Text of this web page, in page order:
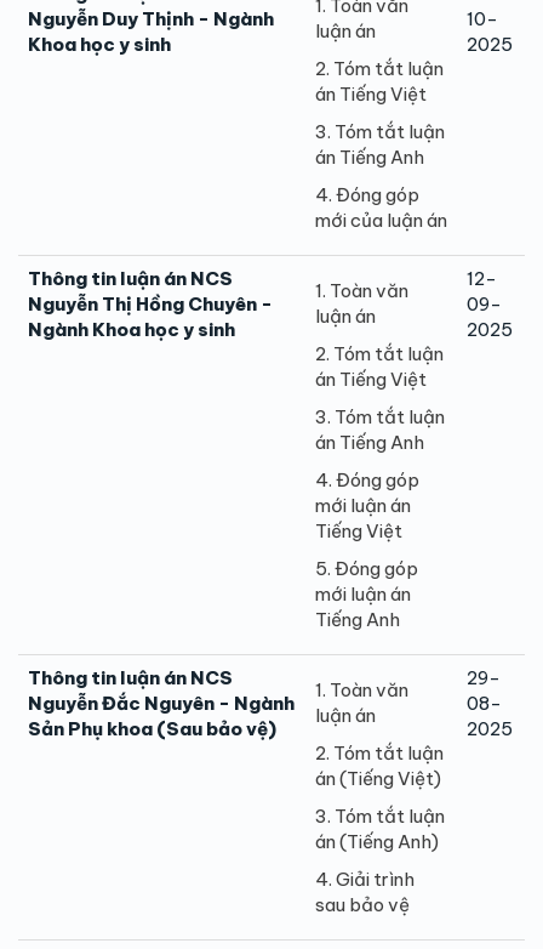
Nguyễn Duy Thịnh - Ngành
Khoa học y sinh
1. Toàn văn
luận án
2. Tóm tắt luận
án Tiếng Việt
3. Tóm tắt luận
án Tiếng Anh
4. Đóng góp
mới của luận án
10-
2025
Thông tin luận án NCS
Nguyễn Thị Hồng Chuyên -
Ngành Khoa học y sinh
1. Toàn văn
luận án
2. Tóm tắt luận
án Tiếng Việt
3. Tóm tắt luận
án Tiếng Anh
4. Đóng góp
mới luận án
Tiếng Việt
5. Đóng góp
mới luận án
Tiếng Anh
12-
09-
2025
Thông tin luận án NCS
Nguyễn Đắc Nguyên - Ngành
Sản Phụ khoa (Sau bảo vệ)
1. Toàn văn
luận án
2. Tóm tắt luận
án (Tiếng Việt)
3. Tóm tắt luận
án (Tiếng Anh)
4. Giải trình
sau bảo vệ
29-
08-
2025